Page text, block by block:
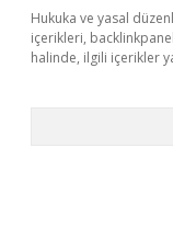
Hukuka ve yasal
içerikleri,
halinde, ilgili içerikler